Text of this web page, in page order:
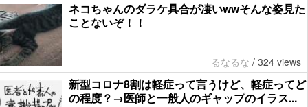
ネコちゃんのダラケ具合が凄いwwそんな姿見た
ことないぞ！！
るなるな / 324 views
新型コロナ8割は軽症って言うけど、軽症ってど
の程度？→医師と一般人のギャップのイラス...